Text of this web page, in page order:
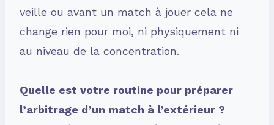
veille ou avant un match à jouer cela ne
change rien pour moi, ni physiquement ni
au niveau de la concentration.
Quelle est votre routine pour préparer
l’arbitrage d’un match à l’extérieur ?